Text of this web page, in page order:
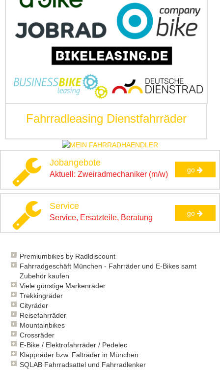
Fahrradleasing Dienstfahrräder
Jobangebote
Aktuell: Zweiradmechaniker (m/w) go
Service
Service, Ersatzteile, Beratung go
Premiumbikes by Radldiscount
Fahrradgeschäft München - Fahrräder und E-Bikes samt
Zubehör kaufen
Viele günstige Markenräder
Trekkingräder
Cityräder
Reisefahrräder
Mountainbikes
Crossräder
E-Bike / Elektrofahrräder / Pedelec
Klappräder bzw. Falträder in München
SQLAB Fahrradsattel und Fahrradlenker